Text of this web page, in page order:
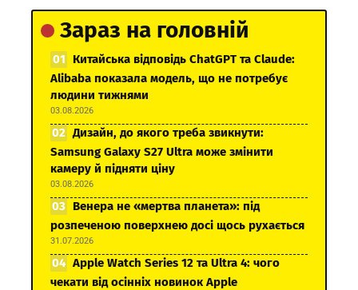
Зараз на головній
Китайська відповідь ChatGPT та Claude:
Alibaba показала модель, що не потребує
людини тижнями
03.08.2026
Дизайн, до якого треба звикнути:
Samsung Galaxy S27 Ultra може змінити
камеру й підняти ціну
03.08.2026
Венера не «мертва планета»: під
розпеченою поверхнею досі щось рухається
31.07.2026
Apple Watch Series 12 та Ultra 4: чого
чекати від осінніх новинок Apple